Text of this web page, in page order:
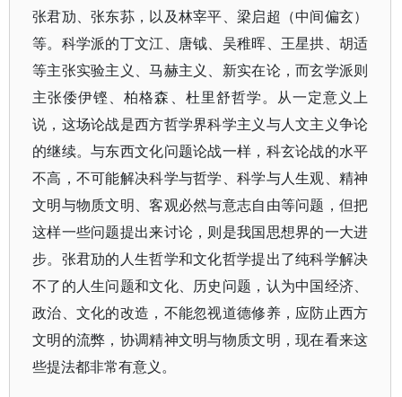
张君劢、张东荪，以及林宰平、梁启超（中间偏玄）
等。科学派的丁文江、唐钺、吴稚晖、王星拱、胡适
等主张实验主义、马赫主义、新实在论，而玄学派则
主张倭伊铿、柏格森、杜里舒哲学。从一定意义上
说，这场论战是西方哲学界科学主义与人文主义争论
的继续。与东西文化问题论战一样，科玄论战的水平
不高，不可能解决科学与哲学、科学与人生观、精神
文明与物质文明、客观必然与意志自由等问题，但把
这样一些问题提出来讨论，则是我国思想界的一大进
步。张君劢的人生哲学和文化哲学提出了纯科学解决
不了的人生问题和文化、历史问题，认为中国经济、
政治、文化的改造，不能忽视道德修养，应防止西方
文明的流弊，协调精神文明与物质文明，现在看来这
些提法都非常有意义。